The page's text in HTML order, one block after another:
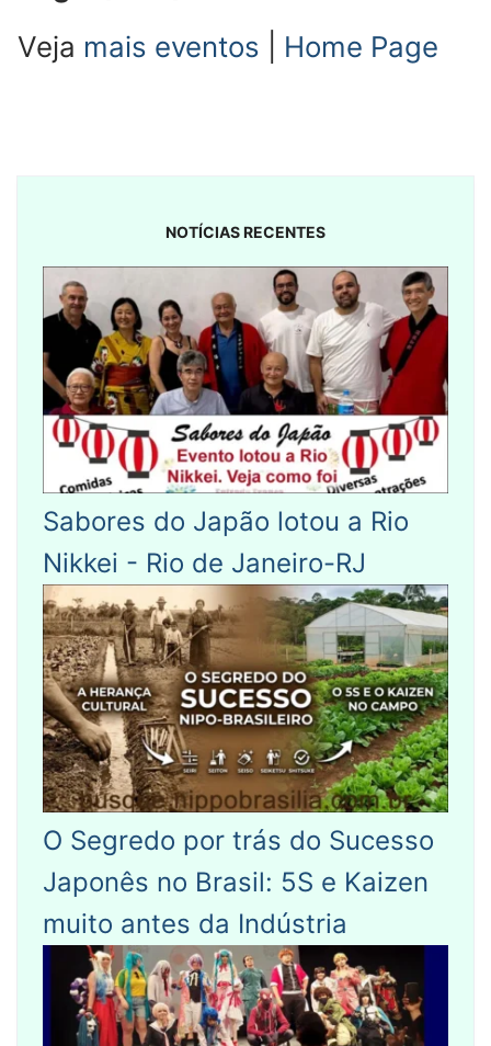
Veja mais eventos Home Page
NOTÍCIAS RECENTES
Sabores do Japão lotou a Rio
Nikkei - Rio de Janeiro-RJ
O Segredo por trás do Sucesso
Japonês no Brasil: 5S e Kaizen
muito antes da Indústria